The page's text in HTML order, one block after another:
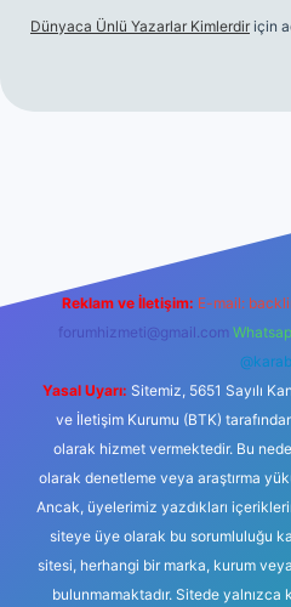
Dünyaca Ünlü Yazarlar Kimlerdir için
Reklam ve İletişim: E-mail:
forumhizmeti@gmail.com
Yasal Uyarı: Sitemiz, 5651 Sayılı
ve İletişim Kurumu (BTK)
olarak hizmet vermektedir. Bu
olarak denetleme veya araştırma
Ancak, üyelerimiz yazdıkları
siteye üye olarak bu sorumluluğu
sitesi, herhangi bir marka, kurum
bulunmamaktadır. Sitede yalnızca